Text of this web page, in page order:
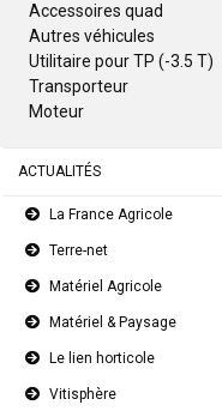
Accessoires quad
Autres véhicules
Utilitaire pour TP (-3.5 T)
Transporteur
Moteur
ACTUALITÉS
La France Agricole
Terre-net
Matériel Agricole
Matériel & Paysage
Le lien horticole
Vitisphère